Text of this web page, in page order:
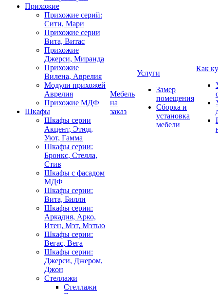
Прихожие
Прихожие серий:
Сити, Мари
Прихожие серии
Вита, Витас
Прихожие
Джерси, Миранда
Прихожие
Вилена, Аврелия
Модули прихожей
Аврелия
Прихожие МДФ
Шкафы
Шкафы серии
Акцент, Этюд,
Уют, Гамма
Шкафы серии:
Бронкс, Стелла,
Стив
Шкафы с фасадом
МДФ
Шкафы серии:
Вита, Билли
Шкафы серии:
Аркадия, Арко,
Итен, Мэт, Мэтью
Шкафы серии:
Вегас, Вега
Шкафы серии:
Джерси, Джером,
Джон
Стеллажи
Стеллажи
Мебель
на
заказ
Услуги
Замер
помещения
Сборка и
установка
мебели
Как